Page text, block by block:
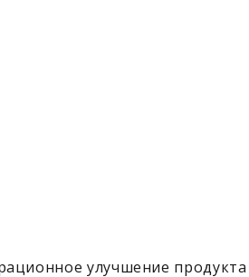
улучшение продукта